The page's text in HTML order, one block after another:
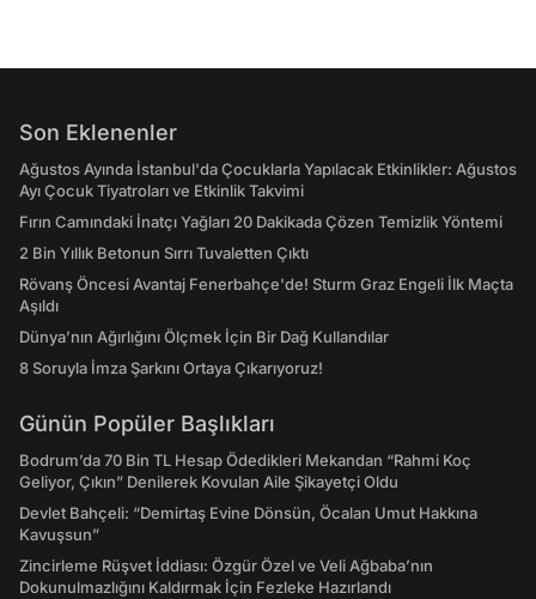
Son Eklenenler
Ağustos Ayında İstanbul'da Çocuklarla Yapılacak Etkinlikler: Ağustos
Ayı Çocuk Tiyatroları ve Etkinlik Takvimi
Fırın Camındaki İnatçı Yağları 20 Dakikada Çözen Temizlik Yöntemi
2 Bin Yıllık Betonun Sırrı Tuvaletten Çıktı
Rövanş Öncesi Avantaj Fenerbahçe'de! Sturm Graz Engeli İlk Maçta
Aşıldı
Dünya’nın Ağırlığını Ölçmek İçin Bir Dağ Kullandılar
8 Soruyla İmza Şarkını Ortaya Çıkarıyoruz!
Günün Popüler Başlıkları
Bodrum’da 70 Bin TL Hesap Ödedikleri Mekandan “Rahmi Koç
Geliyor, Çıkın” Denilerek Kovulan Aile Şikayetçi Oldu
Devlet Bahçeli: “Demirtaş Evine Dönsün, Öcalan Umut Hakkına
Kavuşsun”
Zincirleme Rüşvet İddiası: Özgür Özel ve Veli Ağbaba’nın
Dokunulmazlığını Kaldırmak İçin Fezleke Hazırlandı